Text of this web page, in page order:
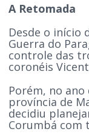
A Retomada
Desde o início
Guerra do
controle das
coronéis
Porém, no
província de
decidiu
Corumbá com